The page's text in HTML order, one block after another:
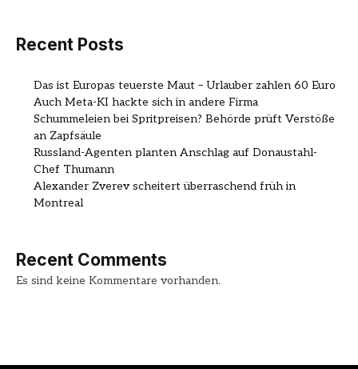
Recent Posts
Das ist Europas teuerste Maut – Urlauber zahlen 60 Euro
Auch Meta-KI hackte sich in andere Firma
Schummeleien bei Spritpreisen? Behörde prüft Verstöße
an Zapfsäule
Russland-Agenten planten Anschlag auf Donaustahl-
Chef Thumann
Alexander Zverev scheitert überraschend früh in
Montreal
Recent Comments
Es sind keine Kommentare vorhanden.